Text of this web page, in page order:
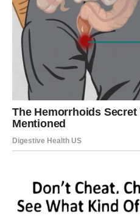
sama. Da je vođena. Čuvana.
Ovo je nagrada za njenu